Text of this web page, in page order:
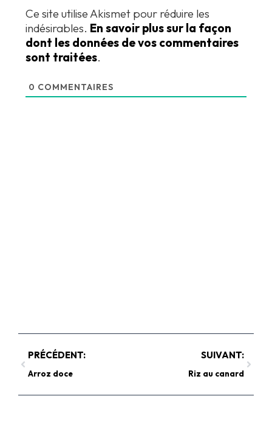
Ce site utilise Akismet pour réduire les
indésirables. En savoir plus sur la façon
dont les données de vos commentaires
sont traitées.
0 COMMENTAIRES
PRÉCÉDENT:
Arroz doce
SUIVANT:
Riz au canard